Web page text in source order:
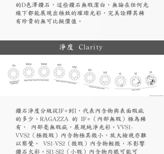
的D色澤鑽石，這些鑽石無瑕潔白，無論在任何光
線下都能展現出極致的璀璨光彩，完美詮釋其稀
有珍貴的無可比擬價值。
淨度 Clarity
鑽石淨度分級從IF+到I，代表內含物與表面瑕疵
的多少。RAGAZZA 的 IF+（內部無瑕）極為稀
有， 內部毫無瑕疵，展現純淨光彩。VVS1-
VVS2（極微瑕）內含物極其微小，放大檢視亦難
以察覺。 VS1-VS2（微瑕）內含物輕微，不影響
鑽石火彩。SI1-SI2（小瑕）內含物肉眼可能可